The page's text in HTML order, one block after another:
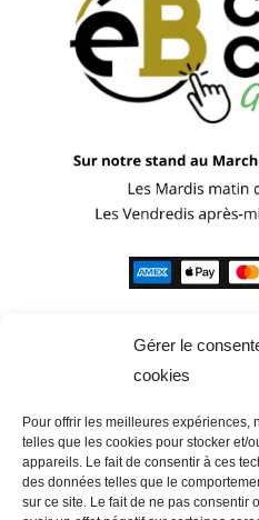
Gérer le
cookies
Pour offrir les meilleures expériences,
telles que les cookies pour stocker et/
appareils. Le fait de consentir à ces
des données telles que le
sur ce site. Le fait de ne pas consentir